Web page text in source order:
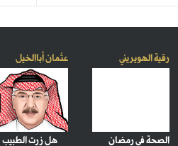
رقية الهويريني
الصحة في رمضان
عثمان أباالخيل
هل زرت الطبيب